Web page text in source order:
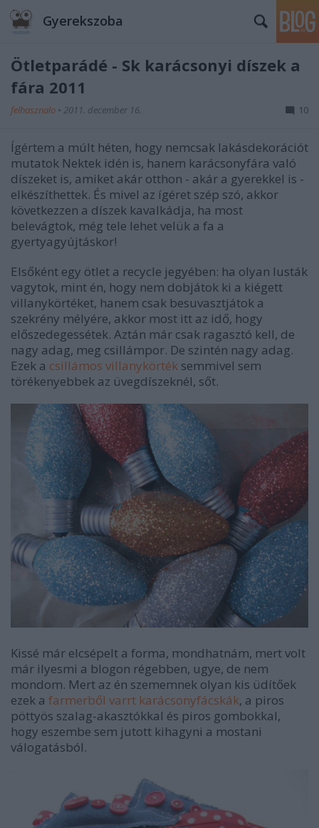
Gyerekszoba
Ötletparádé - Sk karácsonyi díszek a
fára 2011
felhasznalo • 2011. december 16. 10
Ígértem a múlt héten, hogy nemcsak lakásdekorációt
mutatok Nektek idén is, hanem karácsonyfára való
díszeket is, amiket akár otthon - akár a gyerekkel is -
elkészíthettek. És mivel az ígéret szép szó, akkor
következzen a díszek kavalkádja, ha most
belevágtok, még tele lehet velük a fa a
gyertyagyújtáskor!
Elsőként egy ötlet a recycle jegyében: ha olyan lusták
vagytok, mint én, hogy nem dobjátok ki a kiégett
villanykörtéket, hanem csak besuvasztjátok a
szekrény mélyére, akkor most itt az idő, hogy
előszedegessétek. Aztán már csak ragasztó kell, de
nagy adag, meg csillámpor. De szintén nagy adag.
Ezek a csillámos villanykörték semmivel sem
törékenyebbek az üvegdíszeknél, sőt.
Kissé már elcsépelt a forma, mondhatnám, mert volt
már ilyesmi a blogon régebben, ugye, de nem
mondom. Mert az én szememnek olyan kis üdítőek
ezek a farmerből varrt karácsonyfácskák, a piros
pöttyös szalag-akasztókkal és piros gombokkal,
hogy eszembe sem jutott kihagyni a mostani
válogatásból.